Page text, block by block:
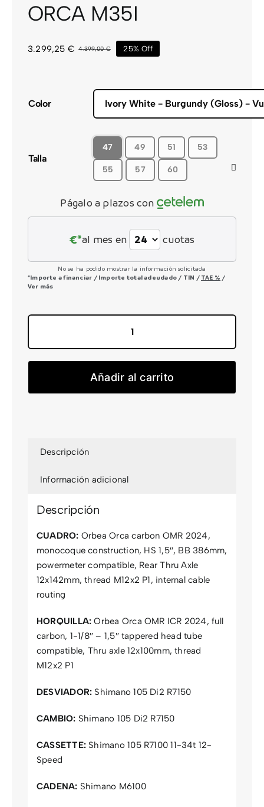
ORCA M35I
4.399,00€El
3.299,25 €
El
25% Off
Color
Talla
47 49 51 53
55 57 60
Págalo a plazos con
€*al mes en cuotas
No se ha podido mostrar la información solicitada
*Importe a financiar / Importe total adeudado / TIN / TAE % /
Ver más
ORCA
cantidad
Añadir al carrito
Descripción
Información adicional
Descripción
CUADRO: Orbea Orca carbon OMR 2024,
monocoque construction, HS 1,5″, BB 386mm,
powermeter compatible, Rear Thru Axle
12x142mm, thread M12x2 P1, internal cable
routing
HORQUILLA: Orbea Orca OMR ICR 2024, full
carbon, 1-1/8″ – 1,5″ tappered head tube
compatible, Thru axle 12x100mm, thread
M12x2 P1
DESVIADOR: Shimano 105 Di2 R7150
CAMBIO: Shimano 105 Di2 R7150
CASSETTE: Shimano 105 R7100 11-34t 12-
Speed
CADENA: Shimano M6100